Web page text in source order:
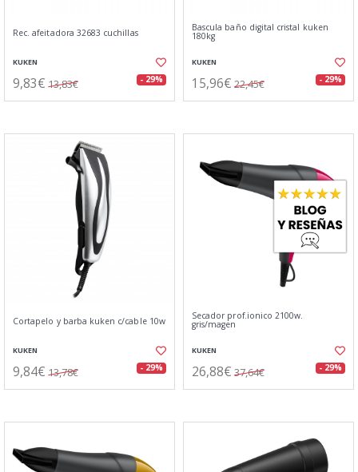
Rec. afeitadora 32683 cuchillas
KUKEN
9,83€ 13,83€ - 29%
Bascula baño digital cristal kuken
180kg
KUKEN
15,96€ 22,45€ - 29%
Cortapelo y barba kuken c/cable 10w
KUKEN
9,84€ 13,78€ - 29%
Secador prof.ionico 2100w.
gris/magen
KUKEN
26,88€ 37,64€ - 29%